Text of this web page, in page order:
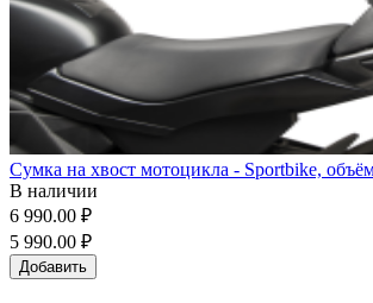
Сумка на хвост мотоцикла - Sportbike,
В наличии
6 990.00 ₽
5 990.00 ₽
Добавить